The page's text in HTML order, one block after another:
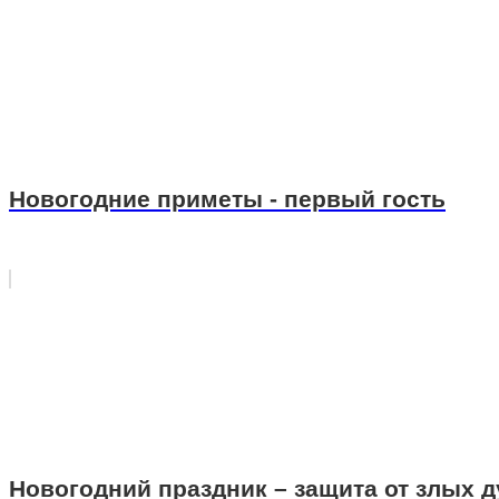
Новогодние приметы - первый гость
Новогодний праздник – защита от злых